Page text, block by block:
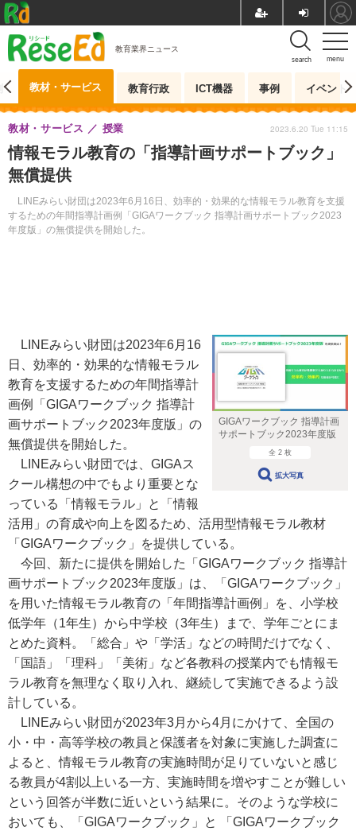
menu
search
教育業界ニュース
教材・サービス 教育行政 ICT機器 事例 イベント
情報モラル教育の「指導計画サポートブック」
無償提供
LINEみらい財団は2023年6月16日、効率的・効果的な情報モラル教育を支援
するための年間指導計画例「GIGAワークブック 指導計画サポートブック2023
年度版」の無償提供を開始した。
教材・サービス 授業 2023.6.20 Tue 11:15
GIGAワークブック 指導計画
サポートブック2023年度版
全 2 枚
拡大写真
LINEみらい財団は2023年6月16
日、効率的・効果的な情報モラル
教育を支援するための年間指導計
画例「GIGAワークブック 指導計
画サポートブック2023年度版」の
無償提供を開始した。
LINEみらい財団では、GIGAス
クール構想の中でもより重要とな
っている「情報モラル」と「情報
活用」の育成や向上を図るため、活用型情報モラル教材
「GIGAワークブック」を提供している。
今回、新たに提供を開始した「GIGAワークブック 指導計
画サポートブック2023年度版」は、「GIGAワークブック」
を用いた情報モラル教育の「年間指導計画例」を、小学校
低学年（1年生）から中学校（3年生）まで、学年ごとにま
とめた資料。「総合」や「学活」などの時間だけでなく、
「国語」「理科」「美術」など各教科の授業内でも情報モ
ラル教育を無理なく取り入れ、継続して実施できるよう設
計している。
LINEみらい財団が2023年3月から4月にかけて、全国の
小・中・高等学校の教員と保護者を対象に実施した調査に
よると、情報モラル教育の実施時間が足りていないと感じ
る教員が4割以上いる一方、実施時間を増やすことが難しい
という回答が半数に近いという結果に。そのような学校に
おいても、「GIGAワークブック」と 「GIGAワークブック